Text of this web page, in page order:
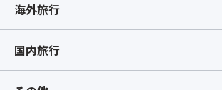
海外旅行
国内旅行